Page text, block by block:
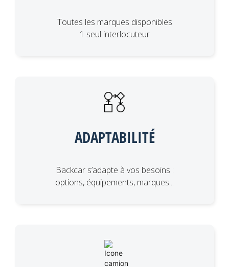
Toutes les marques disponibles
1 seul interlocuteur
ADAPTABILITÉ
Backcar s’adapte à vos besoins :
options, équipements, marques...